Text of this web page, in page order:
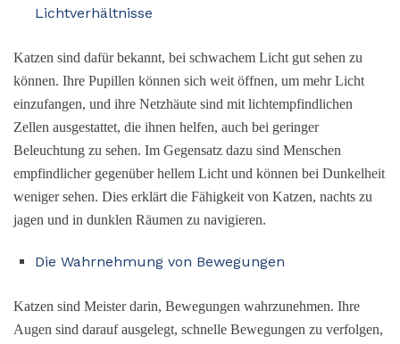
Lichtverhältnisse
Katzen sind dafür bekannt, bei schwachem Licht gut sehen zu
können. Ihre Pupillen können sich weit öffnen, um mehr Licht
einzufangen, und ihre Netzhäute sind mit lichtempfindlichen
Zellen ausgestattet, die ihnen helfen, auch bei geringer
Beleuchtung zu sehen. Im Gegensatz dazu sind Menschen
empfindlicher gegenüber hellem Licht und können bei Dunkelheit
weniger sehen. Dies erklärt die Fähigkeit von Katzen, nachts zu
jagen und in dunklen Räumen zu navigieren.
Die Wahrnehmung von Bewegungen
Katzen sind Meister darin, Bewegungen wahrzunehmen. Ihre
Augen sind darauf ausgelegt, schnelle Bewegungen zu verfolgen,